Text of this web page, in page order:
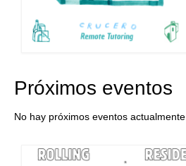
Próximos eventos
No hay próximos eventos actualmente.